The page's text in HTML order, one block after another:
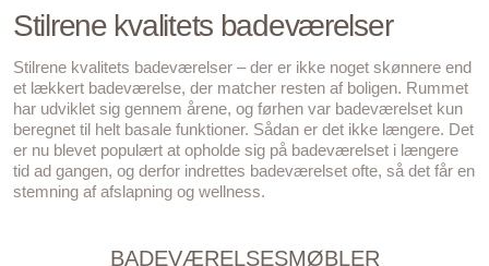
Stilrene kvalitets badeværelser
Stilrene kvalitets badeværelser – der er ikke noget skønnere end
et lækkert badeværelse, der matcher resten af boligen. Rummet
har udviklet sig gennem årene, og førhen var badeværelset kun
beregnet til helt basale funktioner. Sådan er det ikke længere. Det
er nu blevet populært at opholde sig på badeværelset i længere
tid ad gangen, og derfor indrettes badeværelset ofte, så det får en
stemning af afslapning og wellness.
BADEVÆRELSESMØBLER